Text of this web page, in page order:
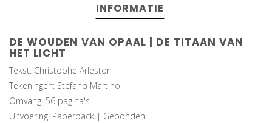
INFORMATIE
DE WOUDEN VAN OPAAL | DE TITAAN VAN
HET LICHT
Tekst: Christophe Arleston
Tekeningen: Stefano Martino
Omvang: 56 pagina's
Uitvoering: Paperback | Gebonden